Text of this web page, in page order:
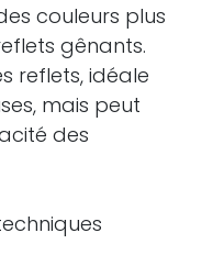
couleurs plus
gênants.
reflets, idéale
mais peut
des